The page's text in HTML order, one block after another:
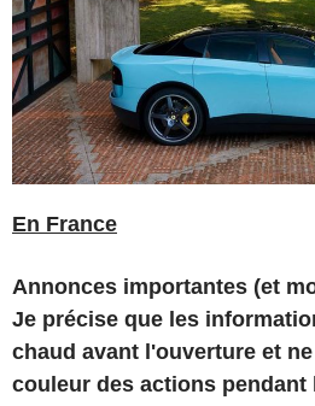
En France
Annonces importantes (et
Je précise que les
chaud avant l'ouverture et
couleur des actions pendant